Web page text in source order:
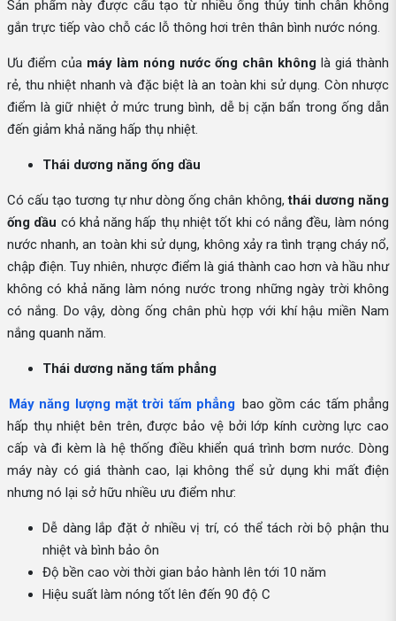
Sản phẩm này được cấu tạo từ nhiều ống thủy tinh chân không
gắn trực tiếp vào chỗ các lỗ thông hơi trên thân bình nước nóng.
Ưu điểm của máy làm nóng nước ống chân không là giá thành
rẻ, thu nhiệt nhanh và đặc biệt là an toàn khi sử dụng. Còn nhược
điểm là giữ nhiệt ở mức trung bình, dễ bị cặn bẩn trong ống dẫn
đến giảm khả năng hấp thụ nhiệt.
Thái dương năng ống dầu
Có cấu tạo tương tự như dòng ống chân không,thái dương năng
ống dầu có khả năng hấp thụ nhiệt tốt khi có nắng đều, làm nóng
nước nhanh, an toàn khi sử dụng, không xảy ra tình trạng cháy nổ,
chập điện. Tuy nhiên, nhược điểm là giá thành cao hơn và hầu như
không có khả năng làm nóng nước trong những ngày trời không
có nắng. Do vậy, dòng ống chân phù hợp với khí hậu miền Nam
nắng quanh năm.
Thái dương năng tấm phẳng
Máy năng lượng mặt trời tấm phẳng bao gồm các tấm phẳng
hấp thụ nhiệt bên trên, được bảo vệ bởi lớp kính cường lực cao
cấp và đi kèm là hệ thống điều khiển quá trình bơm nước. Dòng
máy này có giá thành cao, lại không thể sử dụng khi mất điện
nhưng nó lại sở hữu nhiều ưu điểm như:
Dễ dàng lắp đặt ở nhiều vị trí, có thể tách rời bộ phận thu
nhiệt và bình bảo ôn
Độ bền cao vời thời gian bảo hành lên tới 10 năm
Hiệu suất làm nóng tốt lên đến 90 độ C